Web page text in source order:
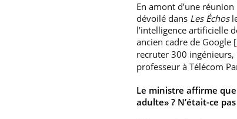
En amont d’une
dévoilé dans Les Échos
l’intelligence artificielle
ancien cadre de Google [
recruter 300 ingénieurs,
professeur à Télécom
Le ministre affirme
adulte» ? N’était-ce